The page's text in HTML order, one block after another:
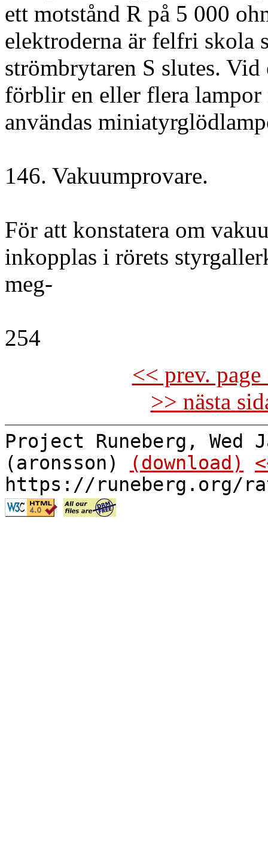
ett motstånd R på 5 000
elektroderna är felfri skola
strömbrytaren S slutes.
förblir en eller flera
användas
146. Vakuumprovare.
För att konstatera om
inkopplas i rörets
meg-
254
<< prev.
>> nästa
Project Runeberg, Wed
(aronsson)
(download)
https://runeberg.org/